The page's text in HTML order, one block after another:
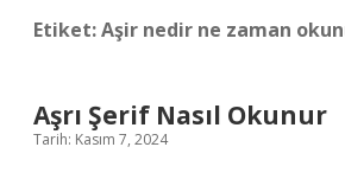
Etiket:Aşir nedir ne zaman
Aşrı Şerif Nasıl Okunur
Tarih: Kasım 7, 2024